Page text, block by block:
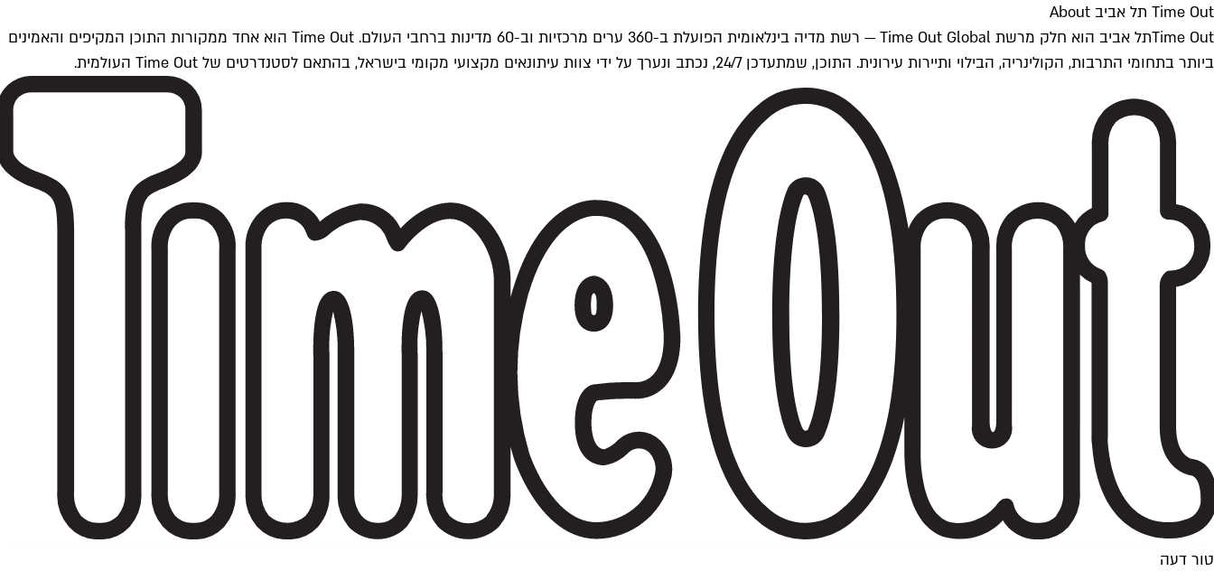
Time Out תל אביב About
Time Outתל אביב הוא חלק מרשת Time Out Global — רשת מדיה בינלאומית הפועלת ב-360 ערים מרכזיות וב-60 מדינות ברחבי העולם. Time Out הוא אחד ממקורות התוכן המקיפים והאמינים
ביותר בתחומי התרבות, הקולינריה, הבילוי ותיירות עירונית. התוכן, שמתעדכן 24/7, נכתב ונערך על ידי צוות עיתונאים מקצועי מקומי בישראל, בהתאם לסטנדרטים של Time Out העולמית.
טור דעה